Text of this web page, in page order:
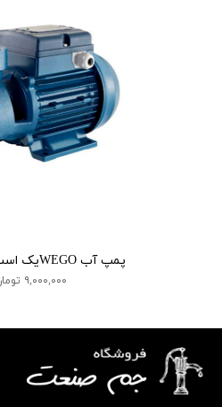
پمپ آب WEGOیک اسب مدلQB80
۹,۰۰۰,۰۰۰ تومان